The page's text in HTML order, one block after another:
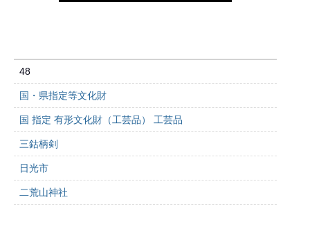
48
国・県指定等文化財
国 指定 有形文化財（工芸品） 工芸品
三鈷柄剣
日光市
二荒山神社